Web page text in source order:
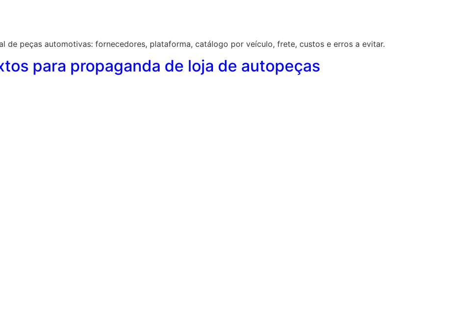
de peças automotivas: fornecedores, plataforma, catálogo por veículo, frete, custos e erros a evitar.
para propaganda de loja de autopeças